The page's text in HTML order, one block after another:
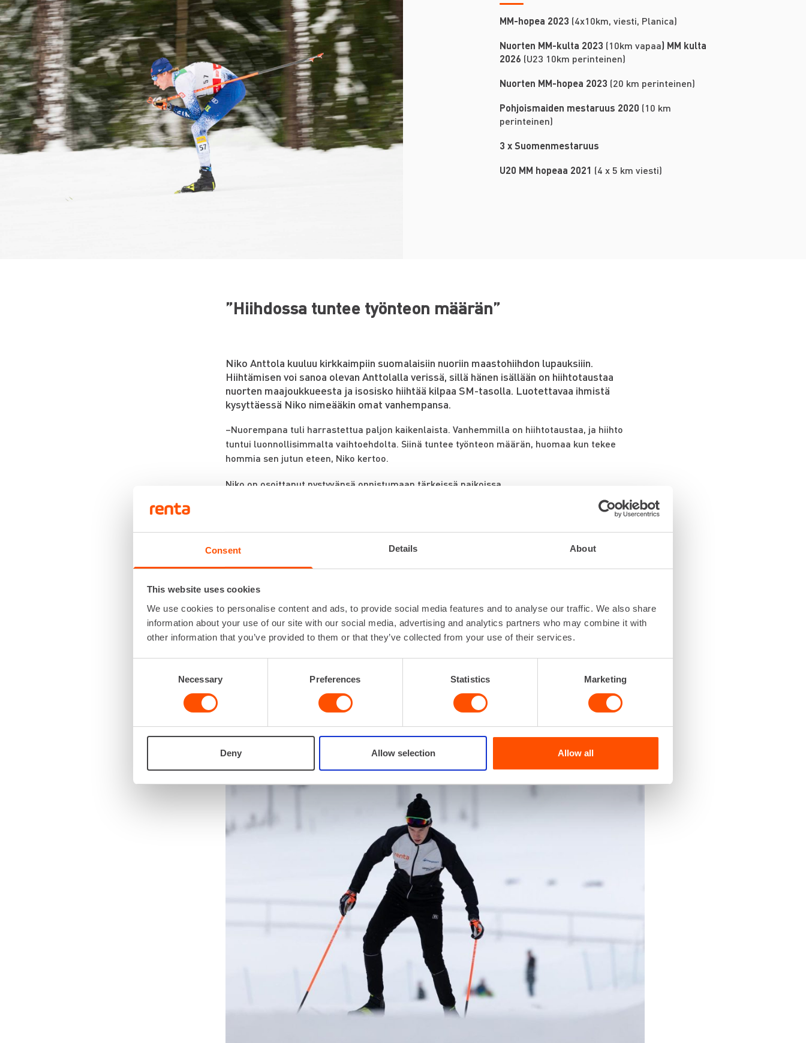
Consent Details About
This website uses cookies
We use cookies to personalise content and ads, to provide social media features and to analyse our traffic. We also share
information about your use of our site with our social media, advertising and analytics partners who may combine it with
other information that you’ve provided to them or that they’ve collected from your use of their services.
Necessary Preferences Statistics Marketing
Deny Allow selection Allow all
MM-hopea 2023 (4x10km, viesti, Planica)
Nuorten MM-kulta 2023 (10km vapaa) MM kulta
2026 (U23 10km perinteinen)
Nuorten MM-hopea 2023 (20 km perinteinen)
Pohjoismaiden mestaruus 2020 (10 km
perinteinen)
3 x Suomenmestaruus
U20 MM hopeaa 2021 (4 x 5 km viesti)
”Hiihdossa tuntee työnteon määrän”
Niko Anttola kuuluu kirkkaimpiin suomalaisiin nuoriin maastohiihdon lupauksiiin.
Hiihtämisen voi sanoa olevan Anttolalla verissä, sillä hänen isällään on hiihtotaustaa
nuorten maajoukkueesta ja isosisko hiihtää kilpaa SM-tasolla. Luotettavaa ihmistä
kysyttäessä Niko nimeääkin omat vanhempansa.
–Nuorempana tuli harrastettua paljon kaikenlaista. Vanhemmilla on hiihtotaustaa, ja hiihto
tuntui luonnollisimmalta vaihtoehdolta. Siinä tuntee työnteon määrän, huomaa kun tekee
hommia sen jutun eteen, Niko kertoo.
Niko on osoittanut pystyvänsä onnistumaan tärkeissä paikoissa.
Tammikuussa 2020 Falunissa kaulaan ripustettin pohjoismaiden mestaruuskisojen 10 km
Tulokset eivät ole Nikolle vielä kaikki kaikessa. Nuoren hiihtäjän tavoitteena on
kokonaisvaltainen lajissa vaadittavien ominaisuuksien kehittäminen ja sitä kautta oman tason
Hiihdossa pärjätäkseen pitää pystyä laittamaan itsensä ahtaalle. Kovaa rasitusta ja
suoranaista pahaa oloa täytyy pystyä sietämään. Niko tuumii, että kyky olla antamatta periksi
kuuluu hänen vahvuuksiinsa kilpailijana.
Periksiantamattomuutta ja sisua kysytään myös harjoittelussa. Hiihto vaatii Nikon mukaan
pitkäjänteistä luonnetta. Tulokset ovat vuosien harjoittelun ja kovan työn takana. Pitää olla
Nauttiiko nuori hiihtolupaus kovista treenimääristä ja fyysisestä rääkistä?
– Kyllähän niistä on
pakko vähän nauttiakin, kun tätä hommaa tekee niin paljon. Ei sitä oikein muuten pysty
tekemään, Niko myöntää.